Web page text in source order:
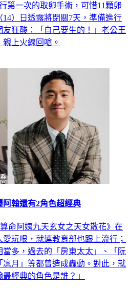
第一次的取卵手術，可惜11顆卵
）日透露將閉關7天，準備進行
狂酸：「自己要生的！」老公王
上火線回嗆。
翰還有2角色超經典
命阿姨九天玄女之天女散花》在
玩哏，就連教育部也跟上流行；
多，過去的「房東太太」、「阮
月」等都曾造成轟動。對此，就
經典的角色是誰？」